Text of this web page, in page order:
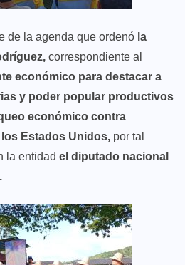
de la agenda que ordenó la
correspondiente al
económico para destacar a
y poder popular productivos
económico contra
Estados Unidos, por tal
la entidad el diputado nacional